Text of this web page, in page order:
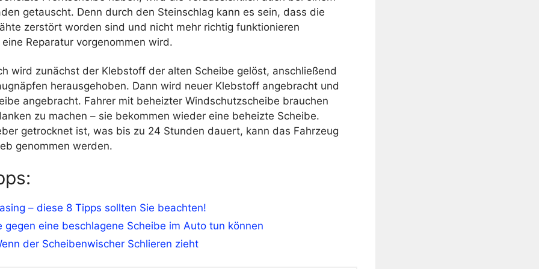
getauscht. Denn durch den Steinschlag kann es sein, dass die
zerstört worden sind und nicht mehr richtig funktionieren
Reparatur vorgenommen wird.
wird zunächst der Klebstoff der alten Scheibe gelöst, anschließend
herausgehoben. Dann wird neuer Klebstoff angebracht und
angebracht. Fahrer mit beheizter Windschutzscheibe brauchen
zu machen – sie bekommen wieder eine beheizte Scheibe.
getrocknet ist, was bis zu 24 Stunden dauert, kann das Fahrzeug
genommen werden.
– diese 8 Tipps sollten Sie beachten!
gegen eine beschlagene Scheibe im Auto tun können
der Scheibenwischer Schlieren zieht